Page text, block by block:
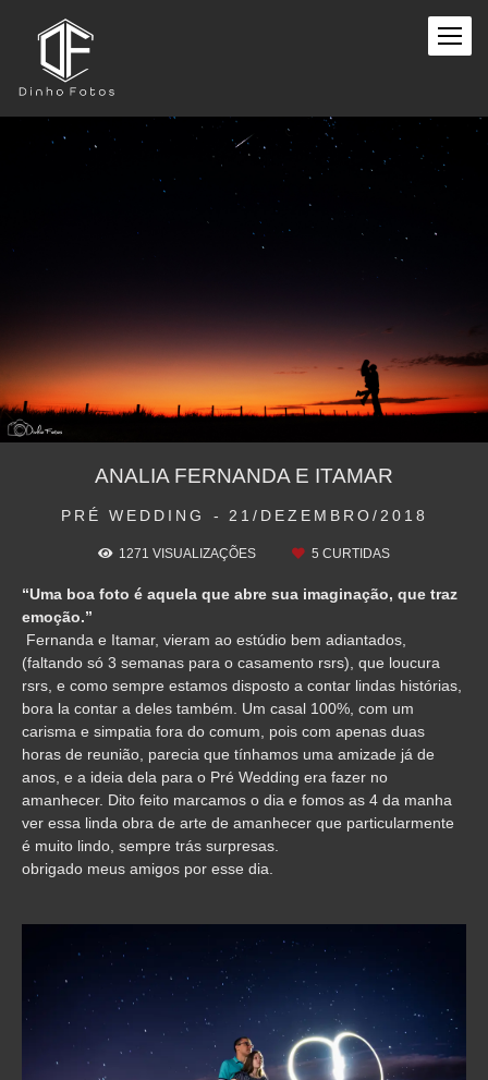
PRÉ WEDDING 21/DEZEMBRO/2018
ANALIA FERNANDA E ITAMAR
1271 VISUALIZAÇÕES 5 CURTIDAS
“Uma boa foto é aquela que abre sua imaginação, que traz
emoção.”
Fernanda e Itamar, vieram ao estúdio bem adiantados,
(faltando só 3 semanas para o casamento rsrs), que loucura
rsrs, e como sempre estamos disposto a contar lindas histórias,
bora la contar a deles também. Um casal 100%, com um
carisma e simpatia fora do comum, pois com apenas duas
horas de reunião, parecia que tínhamos uma amizade já de
anos, e a ideia dela para o Pré Wedding era fazer no
amanhecer. Dito feito marcamos o dia e fomos as 4 da manha
ver essa linda obra de arte de amanhecer que particularmente
é muito lindo, sempre trás surpresas.
obrigado meus amigos por esse dia.